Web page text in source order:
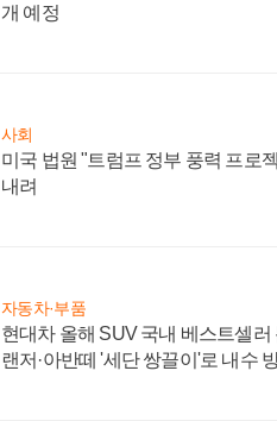
개 예정
사회
미국 법원 "트럼프 정부 풍력 프로
내려
자동차·부품
현대차 올해 SUV 국내 베스트셀
랜저·아반떼 '세단 쌍끌이'로 내수